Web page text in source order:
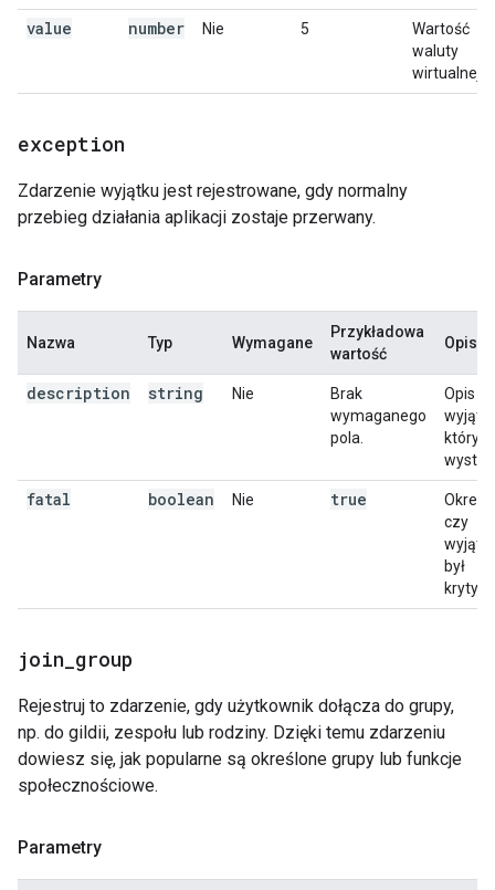
value number Nie 5
Wartość
waluty
wirtualnej.
exception
Zdarzenie wyjątku jest rejestrowane, gdy normalny
przebieg działania aplikacji zostaje przerwany.
Parametry
Nazwa Typ Wymagane
Przykładowa
wartość
Opis
description string Nie
Brak
wymaganego
pola.
Opis
który
fatal boolean Nie true
czy
był
join group
Rejestruj to zdarzenie, gdy użytkownik dołącza do grupy,
np. do gildii, zespołu lub rodziny. Dzięki temu zdarzeniu
dowiesz się, jak popularne są określone grupy lub funkcje
społecznościowe.
Parametry